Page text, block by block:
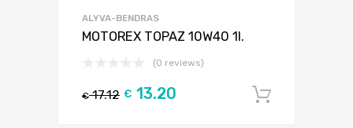
ALYVA-BENDRAS
MOTOREX TOPAZ 10W40 1l.
(0 reviews)
€17.12 € 13.20